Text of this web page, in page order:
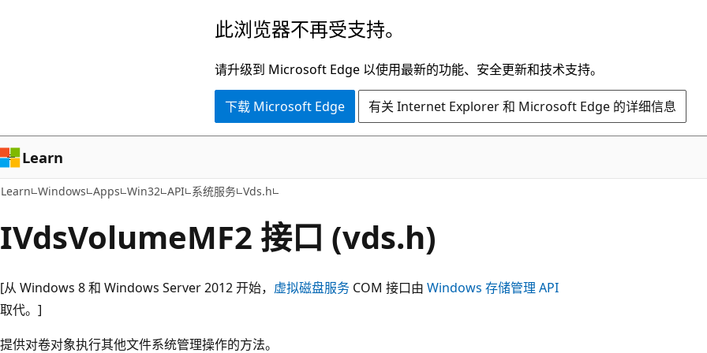
容
此浏览器不再受支持。
请升级到 Microsoft Edge 以使用最新的功能、安全更新和技术支持。
下载 Microsoft Edge 有关 Internet Explorer 和 Microsoft Edge 的详细信息
Learn
Learn Windows Apps Win32 API 系统服务 Vds.h
IVdsVolumeMF2 接口 (vds.h)
[从 Windows 8 和 Windows Server 2012 开始， 虚拟磁盘服务 COM 接口由 Windows 存储管理 API
取代。]
提供对卷对象执行其他文件系统管理操作的方法。